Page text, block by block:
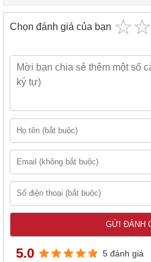
Chọn đánh giá của bạn ☆☆
★★
5.0 5 đánh giá